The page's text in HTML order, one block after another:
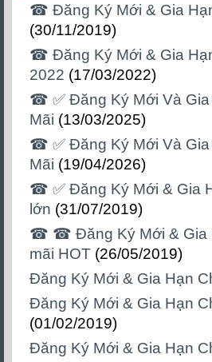
☎ Đăng Ký Mới & Gia
(30/11/2019)
☎ Đăng Ký Mới & Gia
2022 (17/03/2022)
☎ ✅‎ Đăng Ký Mới Và Gia
Mãi (13/03/2025)
☎ ✅‎ Đăng Ký Mới Và Gia
Mãi (19/04/2026)
☎ ✅‎ Đăng Ký Mới & Gia
lớn (31/07/2019)
☎ ☎ Đăng Ký Mới & Gia
mãi HOT (26/05/2019)
Đăng Ký Mới & Gia Hạn
Đăng Ký Mới & Gia Hạn
(01/02/2019)
Đăng Ký Mới & Gia Hạn